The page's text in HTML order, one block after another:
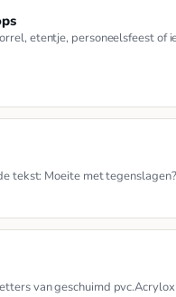
etentje, personeelsfeest of
tekst: Moeite met
van geschuimd